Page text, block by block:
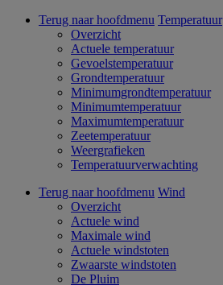
Terug naar hoofdmenu Temperatuur
Overzicht
Actuele temperatuur
Gevoelstemperatuur
Grondtemperatuur
Minimumgrondtemperatuur
Minimumtemperatuur
Maximumtemperatuur
Zeetemperatuur
Weergrafieken
Temperatuurverwachting
Terug naar hoofdmenu Wind
Overzicht
Actuele wind
Maximale wind
Actuele windstoten
Zwaarste windstoten
De Pluim